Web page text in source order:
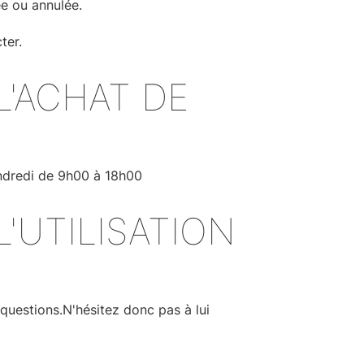
ou annulée.
DE
de 9h00 à 18h00
donc pas à lui